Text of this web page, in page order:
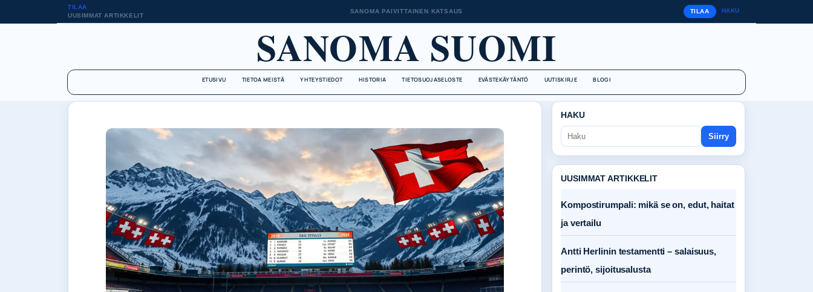
TILAA
UUSIMMAT ARTIKKELIT
SANOMA PAIVITTAINEN KATSAUS TILAA HAKU
SANOMA SUOMI
ETUSIVU TIETOA MEISTÄ YHTEYSTIEDOT HISTORIA TIETOSUOJASELOSTE EVÄSTEKÄYTÄNTÖ UUTISKIRJE BLOGI
HAKU
Siirry
UUSIMMAT ARTIKKELIT
Kompostirumpali: mikä se on, edut, haitat
ja vertailu
Antti Herlinin testamentti – salaisuus,
perintö, sijoitusalusta